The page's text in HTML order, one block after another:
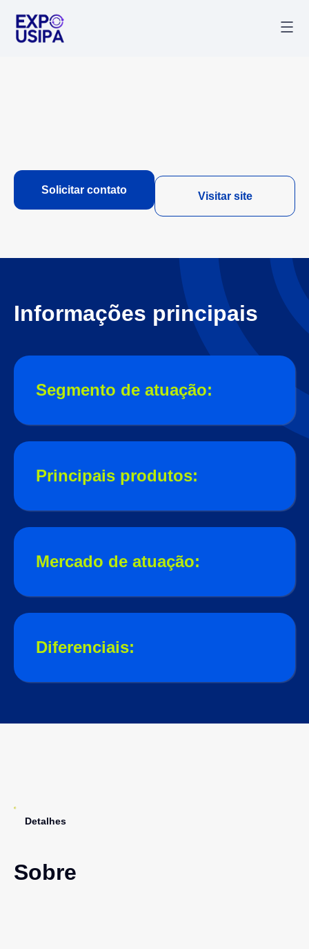
Solicitar contato
Visitar site
Informações principais
Segmento de atuação:
Principais produtos:
Mercado de atuação:
Diferenciais:
Detalhes
Sobre